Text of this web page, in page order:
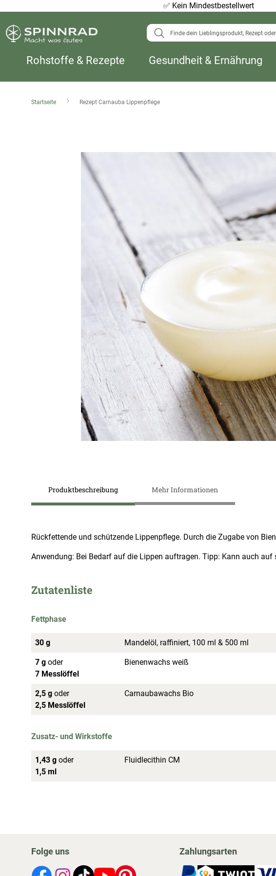
✅ Kein Mindestbestellwert
Suche
Rohstoffe & Rezepte Gesundheit & Ernährung
Startseite Rezept Carnauba Lippenpflege
Bildergalerie
Produktbeschreibung
Rückfettende und schützende Lippenpflege. Durch die Zugabe von
Anwendung: Bei Bedarf auf die Lippen auftragen. Tipp: Kann auch
Zutatenliste
Fettphase
30 g Mandelöl, raffiniert, 100 ml & 500 ml
7 g oder
7 Messlöffel
Bienenwachs weiß
2,5 g oder
2,5 Messlöffel
Carnaubawachs Bio
Zusatz- und Wirkstoffe
1,43 g oder
1,5 ml
Fluidlecithin CM
Mehr Informationen
Folge uns Zahlungsarten